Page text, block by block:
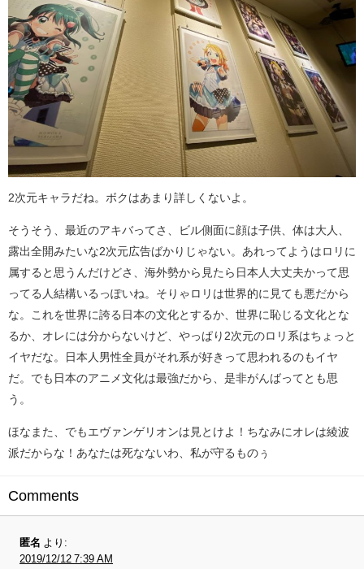
2次元キャラだね。ボクはあまり詳しくないよ。
そうそう、最近のアキバってさ、ビル側面に顔は子供、体は大人、
露出全開みたいな2次元広告ばかりじゃない。あれってようはロリに
属すると思うんだけどさ、海外勢から見たら日本人大丈夫かって思
ってる人結構いるっぽいね。そりゃロリは世界的に見ても悪だから
な。これを世界に誇る日本の文化とするか、世界に恥じる文化とな
るか、オレには分からないけど、やっぱり2次元のロリ系はちょっと
イヤだな。日本人男性全員がそれ系が好きって思われるのもイヤ
だ。でも日本のアニメ文化は最強だから、是非がんばってとも思
う。
ほなまた、でもエヴァンゲリオンは見とけよ！ちなみにオレは綾波
派だからな！あなたは死なないわ、私が守るものぅ
Comments
匿名 より:
2019/12/12 7:39 AM